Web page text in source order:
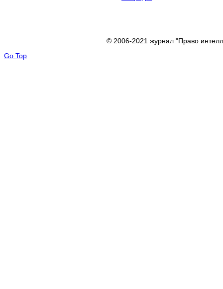
© 2006-2021 журнал "Право
Go Top